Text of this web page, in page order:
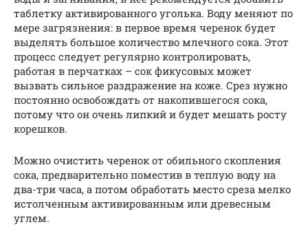
таблетку активированного уголька. Воду меняют по
мере загрязнения: в первое время черенок будет
выделять большое количество млечного сока. Этот
процесс следует регулярно контролировать,
работая в перчатках – сок фикусовых может
вызвать сильное раздражение на коже. Срез нужно
постоянно освобождать от накопившегося сока,
потому что он очень липкий и будет мешать росту
корешков.
Можно очистить черенок от обильного скопления
сока, предварительно поместив в теплую воду на
два-три часа, а потом обработать место среза мелко
истолченным активированным или древесным
углем.